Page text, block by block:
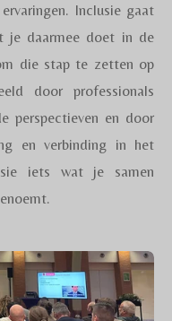
Inclusie gaat
je daarmee doet in de
die stap te zetten op
door professionals
perspectieven en door
en verbinding in het
iets wat je samen